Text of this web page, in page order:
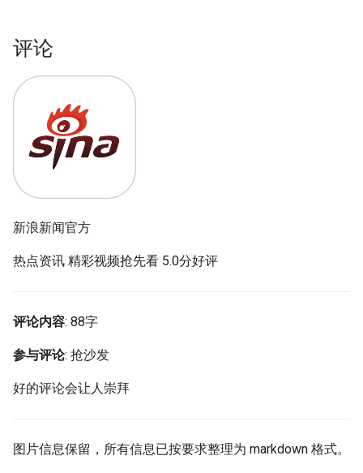
评论
新浪新闻官方
热点资讯 精彩视频抢先看 5.0分好评
评论内容: 88字
参与评论: 抢沙发
好的评论会让人崇拜
图片信息保留，所有信息已按要求整理为 markdown 格式。